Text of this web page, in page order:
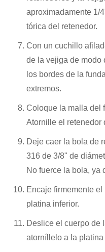
aproximadamente 1/
tórica del retenedor.
Con un cuchillo
de la vejiga de modo
los bordes de la
extremos.
Coloque la malla del
Atornille el retenedor
Deje caer la bola de
316 de 3/8" de
No fuerce la bola, ya
Encaje firmemente
platina inferior.
Deslice el cuerpo de
atorníllelo a la platina